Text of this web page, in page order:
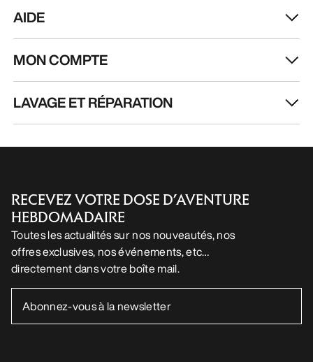
AIDE
MON COMPTE
LAVAGE ET RÉPARATION
RECEVEZ VOTRE DOSE D’AVENTURE
HEBDOMADAIRE
Toutes les actualités sur nos nouveautés, nos
offres exclusives, nos événements, etc…
directement dans votre boîte mail.